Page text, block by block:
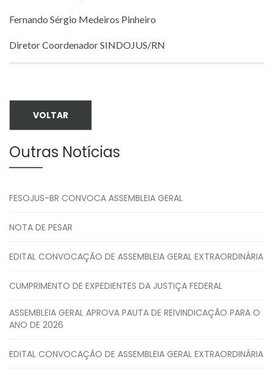
Fernando Sérgio Medeiros Pinheiro
Diretor Coordenador SINDOJUS/RN
VOLTAR
Outras Notícias
FESOJUS-BR CONVOCA ASSEMBLEIA GERAL
NOTA DE PESAR
EDITAL CONVOCAÇÃO DE ASSEMBLEIA GERAL EXTRAORDINÁRIA
CUMPRIMENTO DE EXPEDIENTES DA JUSTIÇA FEDERAL
ASSEMBLEIA GERAL APROVA PAUTA DE REIVINDICAÇÃO PARA O
ANO DE 2026
EDITAL CONVOCAÇÃO DE ASSEMBLEIA GERAL EXTRAORDINÁRIA